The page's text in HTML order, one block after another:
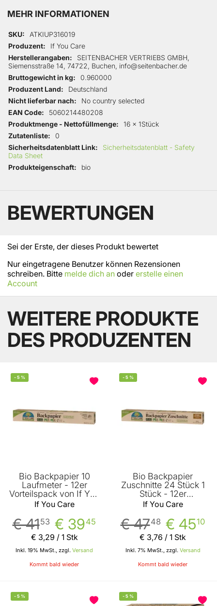
MEHR INFORMATIONEN
Mehr Informationen
SKU
ATKIUP316019
Produzent
If You Care
Herstellerangaben
SEITENBACHER VERTRIEBS GMBH,
Siemensstraße 14, 74722, Buchen, info@seitenbacher.de
Bruttogewicht in kg
0.960000
Produzent Land
Deutschland
Nicht lieferbar nach
No country selected
EAN Code
5060214480208
Produktmenge - Nettofüllmenge
16 x 1Stück
Zutatenliste
0
Sicherheitsdatenblatt Link
Sicherheitsdatenblatt - Safety
Data Sheet
Produkteigenschaft
bio
BEWERTUNGEN
Sei der Erste, der dieses Produkt bewertet
Nur eingetragene Benutzer können Rezensionen
schreiben. Bitte melde dich an oder erstelle einen
Account
WEITERE PRODUKTE
DES PRODUZENTEN
-5 %
Bio Backpapier 10
Laufmeter - 12er
Vorteilspack von If You
Care
If You Care
€ 3945
€ 4153
Inkl. 19% MwSt., zzgl. Versand
€ 3,29 / 1 Stk
Kommt bald wieder
-5 %
Bio Backpapier
Zuschnitte 24 Stück 1
Stück - 12er
Vorteilspack von If You
Care
If You Care
€ 4510
€ 4748
Inkl. 7% MwSt., zzgl. Versand
€ 3,76 / 1 Stk
Kommt bald wieder
-5 % -5 %